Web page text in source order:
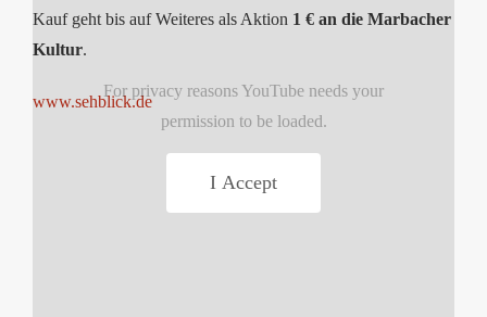
Kauf geht bis auf Weiteres als Aktion 1 € an die Marbacher
Kultur.
www.sehblick.de
For privacy reasons YouTube needs your
permission to be loaded.
I Accept